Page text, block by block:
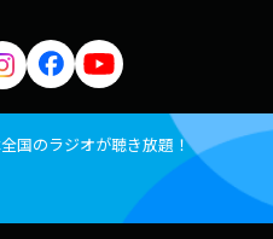
国のラジオが聴き放題！